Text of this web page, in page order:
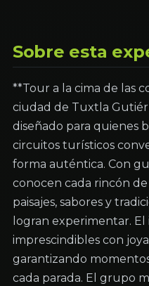
Sobre esta
**Tour a la cima de las
ciudad de Tuxtla
diseñado para quienes
circuitos turísticos
forma auténtica. Con
conocen cada rincón
paisajes, sabores y
logran experimentar.
imprescindibles con
garantizando
cada parada. El grupo